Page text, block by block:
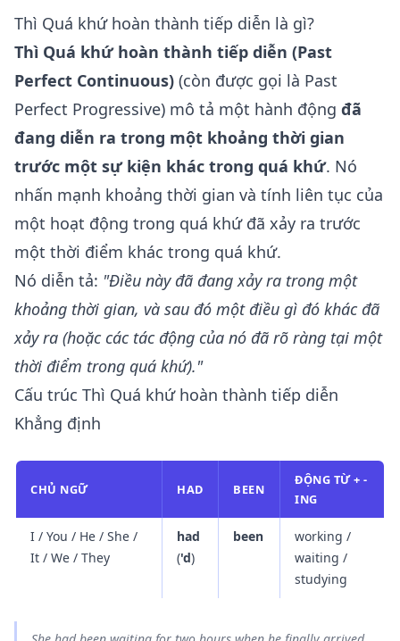
Thì Quá khứ hoàn thành tiếp diễn là gì?
Thì Quá khứ hoàn thành tiếp diễn (Past
Perfect Continuous) (còn được gọi là Past
Perfect Progressive) mô tả một hành động đã
đang diễn ra trong một khoảng thời gian
trước một sự kiện khác trong quá khứ. Nó
nhấn mạnh khoảng thời gian và tính liên tục của
một hoạt động trong quá khứ đã xảy ra trước
một thời điểm khác trong quá khứ.
Nó diễn tả: "Điều này đã đang xảy ra trong một
khoảng thời gian, và sau đó một điều gì đó khác đã
xảy ra (hoặc các tác động của nó đã rõ ràng tại một
thời điểm trong quá khứ)."
Cấu trúc Thì Quá khứ hoàn thành tiếp diễn
Khẳng định
CHỦ NGỮ HAD BEEN
ĐỘNG TỪ + -
ING
I / You / He / She /
It / We / They
had
('d)
been
working /
waiting /
studying